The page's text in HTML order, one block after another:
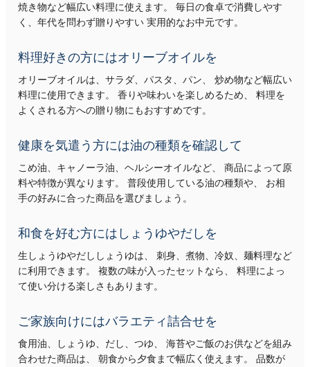
焼き物など幅広い料理に使えます。 毎日の食卓で消費しやす
く、年代を問わず贈りやすい 実用的なお中元です。
料理好きの方にはオリーブオイルを
オリーブオイルは、サラダ、パスタ、パン、 炒め物など幅広い
料理に使用できます。 香りや味わいを楽しめるため、 料理を
よくされる方への贈り物にもおすすめです。
健康を気遣う方には油の種類を確認して
こめ油、キャノーラ油、ヘルシーオイルなど、 商品によって原
料や特徴が異なります。 普段使用している油の種類や、 お相
手の好みに合った商品を選びましょう。
和食を好む方にはしょうゆやだしを
生しょうゆやだししょうゆは、 刺身、煮物、冷奴、麺料理など
に利用できます。 複数の味が入ったセットなら、 料理によっ
て使い分ける楽しさもあります。
ご家族向けにはバラエティ詰合せを
食用油、しょうゆ、だし、つゆ、 海苔やご飯のお供などを組み
合わせた商品は、 朝食から夕食まで幅広く使えます。 品数が